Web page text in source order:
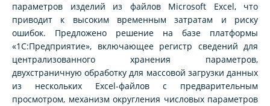
параметров изделий из файлов Microsoft Excel, что
приводит к высоким временным затратам и риску
ошибок. Предложено решение на базе платформы
«1С:Предприятие», включающее регистр сведений для
централизованного хранения параметров,
двухстраничную обработку для массовой загрузки данных
из нескольких Excel-файлов с предварительным
просмотром, механизм округления числовых параметров